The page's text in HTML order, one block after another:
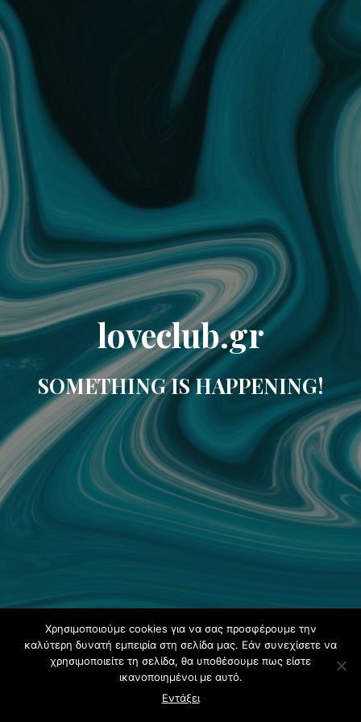
loveclub.gr
SOMETHING IS HAPPENING!
Χρησιμοποιούμε cookies για να σας προσφέρουμε την
καλύτερη δυνατή εμπειρία στη σελίδα μας. Εάν συνεχίσετε να
χρησιμοποιείτε τη σελίδα, θα υποθέσουμε πως είστε
ικανοποιημένοι με αυτό.
Εντάξει